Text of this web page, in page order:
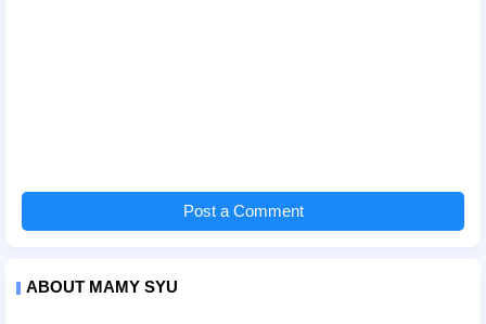
Post a Comment
ABOUT MAMY SYU